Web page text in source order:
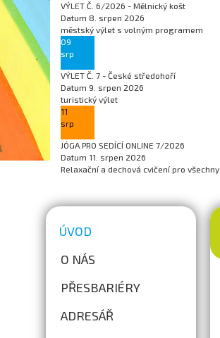
VÝLET Č. 6/2026 - Mělnický košt
Datum 8. srpen 2026
městský výlet s volným programem
09
srp
VÝLET Č. 7 - České středohoří
Datum 9. srpen 2026
turistický výlet
11
srp
JÓGA PRO SEDÍCÍ ONLINE 7/2026
Datum 11. srpen 2026
Relaxační a dechová cvičení pro všechny.
ÚVOD
O NÁS
PŘESBARIÉRY
ADRESÁŘ